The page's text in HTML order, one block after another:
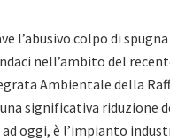
l’abusivo colpo di
nell’ambito del
Ambientale della
significativa riduzione
oggi, è l’impianto